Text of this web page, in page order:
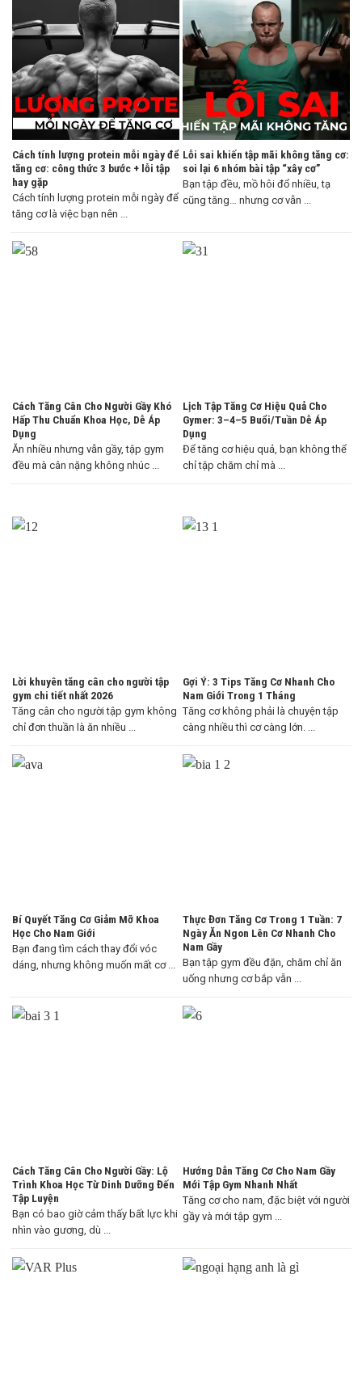
Cách tính lượng protein mỗi ngày để
tăng cơ: công thức 3 bước + lỗi tập
hay gặp
Cách tính lượng protein mỗi ngày để
tăng cơ là việc bạn nên ...
Lỗi sai khiến tập mãi không tăng cơ:
soi lại 6 nhóm bài tập “xây cơ”
Bạn tập đều, mồ hôi đổ nhiều, tạ
cũng tăng… nhưng cơ vẫn ...
Cách Tăng Cân Cho Người Gầy Khó
Hấp Thu Chuẩn Khoa Học, Dễ Áp
Dụng
Ăn nhiều nhưng vẫn gầy, tập gym
đều mà cân nặng không nhúc ...
Lịch Tập Tăng Cơ Hiệu Quả Cho
Gymer: 3–4–5 Buổi/Tuần Dễ Áp
Dụng
Để tăng cơ hiệu quả, bạn không thể
chỉ tập chăm chỉ mà ...
Lời khuyên tăng cân cho người tập
gym chi tiết nhất 2026
Tăng cân cho người tập gym không
chỉ đơn thuần là ăn nhiều ...
Gợi Ý: 3 Tips Tăng Cơ Nhanh Cho
Nam Giới Trong 1 Tháng
Tăng cơ không phải là chuyện tập
càng nhiều thì cơ càng lớn. ...
Bí Quyết Tăng Cơ Giảm Mỡ Khoa
Học Cho Nam Giới
Bạn đang tìm cách thay đổi vóc
dáng, nhưng không muốn mất cơ ...
Thực Đơn Tăng Cơ Trong 1 Tuần: 7
Ngày Ăn Ngon Lên Cơ Nhanh Cho
Nam Gầy
Bạn tập gym đều đặn, chăm chỉ ăn
uống nhưng cơ bắp vẫn ...
Cách Tăng Cân Cho Người Gầy: Lộ
Trình Khoa Học Từ Dinh Dưỡng Đến
Tập Luyện
Bạn có bao giờ cảm thấy bất lực khi
nhìn vào gương, dù ...
Hướng Dẫn Tăng Cơ Cho Nam Gầy
Mới Tập Gym Nhanh Nhất
Tăng cơ cho nam, đặc biệt với người
gầy và mới tập gym ...